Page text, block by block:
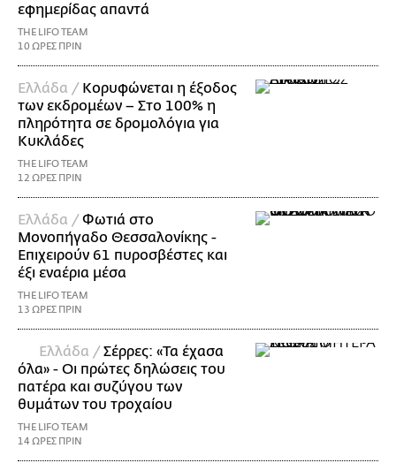
εφημερίδας απαντά
THE LIFO TEAM
10 ΩΡΕΣ ΠΡΙΝ
Ελλάδα / Κορυφώνεται η έξοδος
των εκδρομέων – Στο 100% η
πληρότητα σε δρομολόγια για
Κυκλάδες
THE LIFO TEAM
12 ΩΡΕΣ ΠΡΙΝ
Ελλάδα /Φωτιά στο
Μονοπήγαδο Θεσσαλονίκης -
Επιχειρούν 61 πυροσβέστες και
έξι εναέρια μέσα
THE LIFO TEAM
13 ΩΡΕΣ ΠΡΙΝ
Ελλάδα /Σέρρες: «Τα έχασα
όλα» - Οι πρώτες δηλώσεις του
πατέρα και συζύγου των
θυμάτων του τροχαίου
THE LIFO TEAM
14 ΩΡΕΣ ΠΡΙΝ